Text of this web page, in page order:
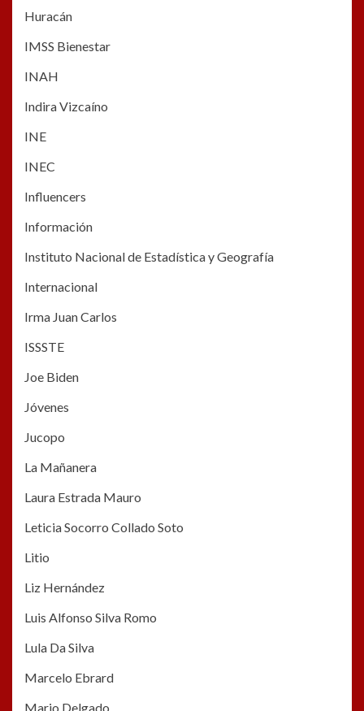
Huracán
IMSS Bienestar
INAH
Indira Vizcaíno
INE
INEC
Influencers
Información
Instituto Nacional de Estadística y Geografía
Internacional
Irma Juan Carlos
ISSSTE
Joe Biden
Jóvenes
Jucopo
La Mañanera
Laura Estrada Mauro
Leticia Socorro Collado Soto
Litio
Liz Hernández
Luis Alfonso Silva Romo
Lula Da Silva
Marcelo Ebrard
Mario Delgado